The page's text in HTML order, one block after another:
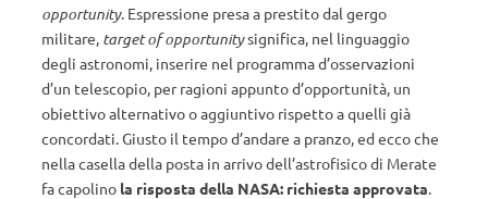
opportunity. Espressione presa a prestito dal gergo
militare, target of opportunitysignifica, nel linguaggio
degli astronomi, inserire nel programma d’osservazioni
d’un telescopio, per ragioni appunto d’opportunità, un
obiettivo alternativo o aggiuntivo rispetto a quelli già
concordati. Giusto il tempo d’andare a pranzo, ed ecco che
nella casella della posta in arrivo dell’astrofisico di Merate
fa capolino la risposta della NASA: richiesta approvata.